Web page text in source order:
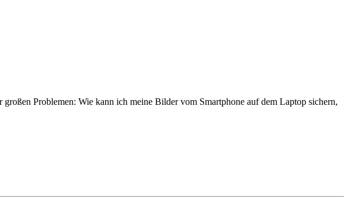
Problemen: Wie kann ich meine Bilder vom Smartphone auf dem Laptop sichern,